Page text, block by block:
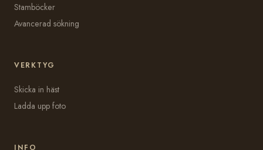
Stamböcker
Avancerad sökning
VERKTYG
Skicka in häst
Ladda upp foto
INFO